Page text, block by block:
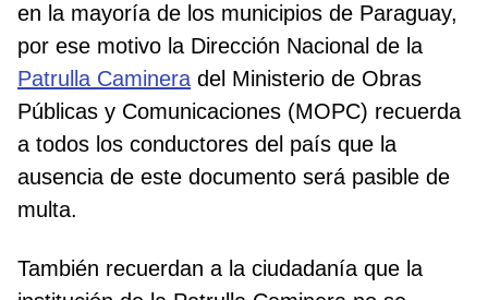
en la mayoría de los municipios de Paraguay,
por ese motivo la Dirección Nacional de la
Patrulla Caminera del Ministerio de Obras
Públicas y Comunicaciones (MOPC) recuerda
a todos los conductores del país que la
ausencia de este documento será pasible de
multa.
También recuerdan a la ciudadanía que la